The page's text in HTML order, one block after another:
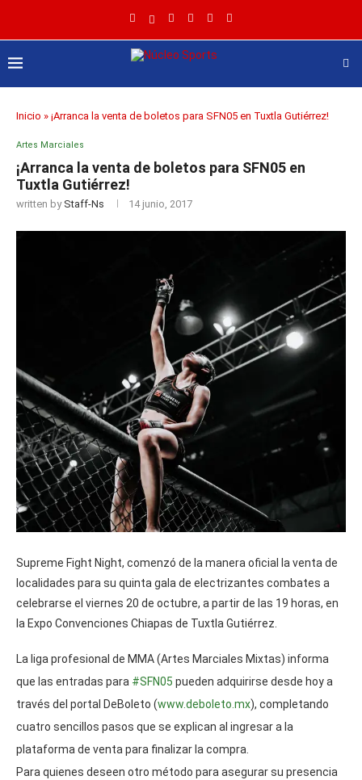
Inicio » ¡Arranca la venta de boletos para SFN05 en Tuxtla Gutiérrez!
Artes Marciales
¡Arranca la venta de boletos para SFN05 en
Tuxtla Gutiérrez!
written by Staff-Ns 14 junio, 2017
Supreme Fight Night, comenzó de la manera oficial la venta de
localidades para su quinta gala de electrizantes combates a
celebrarse el viernes 20 de octubre, a partir de las 19 horas, en
la Expo Convenciones Chiapas de Tuxtla Gutiérrez.
La liga profesional de MMA (Artes Marciales Mixtas) informa
que las entradas para #SFN05 pueden adquirirse desde hoy a
través del portal DeBoleto (www.deboleto.mx), completando
cuatro sencillos pasos que se explican al ingresar a la
plataforma de venta para finalizar la compra.
Para quienes deseen otro método para asegurar su presencia